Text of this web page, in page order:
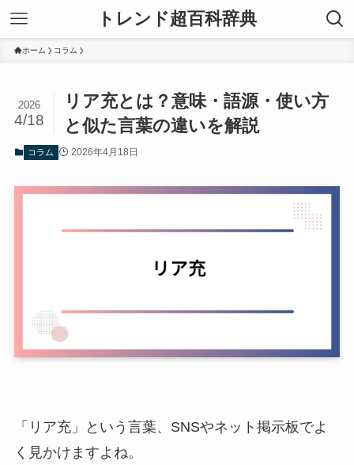
トレンド超百科辞典
ホーム コラム
リア充とは？意味・語源・使い方
と似た言葉の違いを解説
2026
4/18
コラム 2026年4月18日
「リア充」という言葉、SNSやネット掲示板でよ
く見かけますよね。